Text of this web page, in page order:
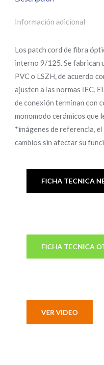
Información adicional
Los patch cord de fibra
interno 9/125. Se fabrican
PVC o LSZH, de acuerdo
ajusten a las normas IEC,
de conexión terminan con
monomodo cerámicos que
*imágenes de referencia,
cambios sin afectar su
FICHA TECNICA
FICHA TECNICA
VER VIDEO